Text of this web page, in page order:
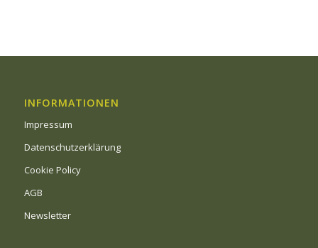
INFORMATIONEN
Impressum
Datenschutzerklärung
Cookie Policy
AGB
Newsletter